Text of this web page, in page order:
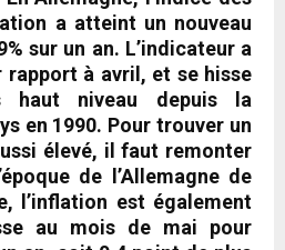
a atteint un nouveau
sur un an. L’indicateur a
rapport à avril, et se hisse
niveau depuis la
en 1990. Pour trouver un
élevé, il faut remonter
de l’Allemagne de
, l’inflation est également
au mois de mai pour